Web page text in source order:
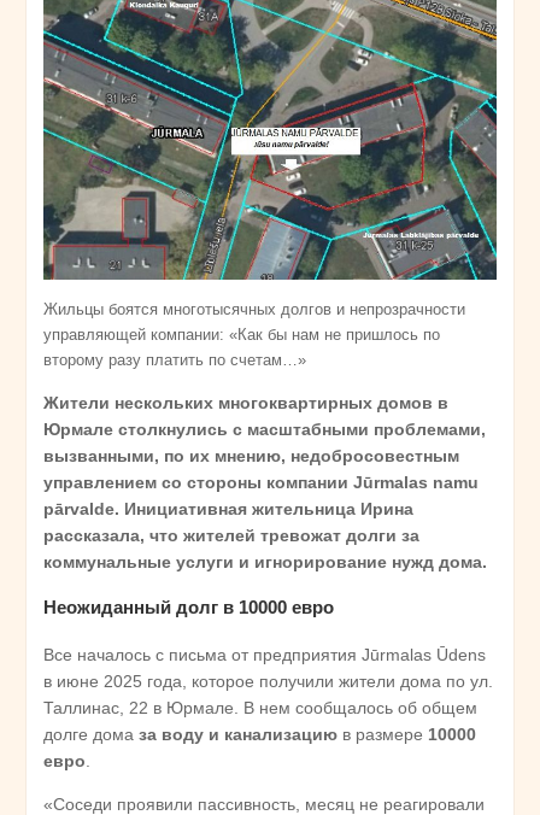
Жильцы боятся многотысячных долгов и непрозрачности
управляющей компании: «Как бы нам не пришлось по
второму разу платить по счетам…»
Жители нескольких многоквартирных домов в
Юрмале столкнулись с масштабными проблемами,
вызванными, по их мнению, недобросовестным
управлением со стороны компании Jūrmalas namu
pārvalde. Инициативная жительница Ирина
рассказала, что жителей тревожат долги за
коммунальные услуги и игнорирование нужд дома.
Неожиданный долг в 10000 евро
Все началось с письма от предприятия Jūrmalas Ūdens
в июне 2025 года, которое получили жители дома по ул.
Таллинас, 22 в Юрмале. В нем сообщалось об общем
долге дома за воду и канализацию в размере 10000
евро
«Соседи проявили пассивность, месяц не реагировали